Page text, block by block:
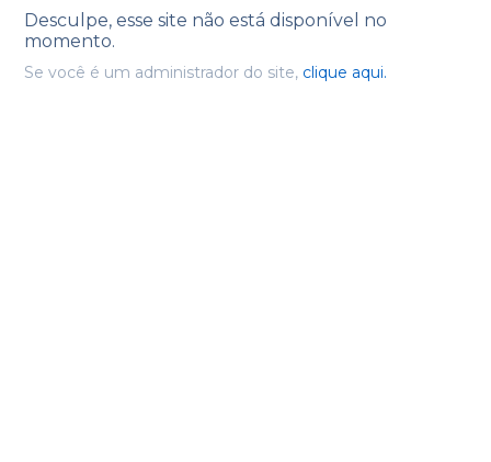
Desculpe, esse site não está disponível no
momento.
Se você é um administrador do site, clique aqui.